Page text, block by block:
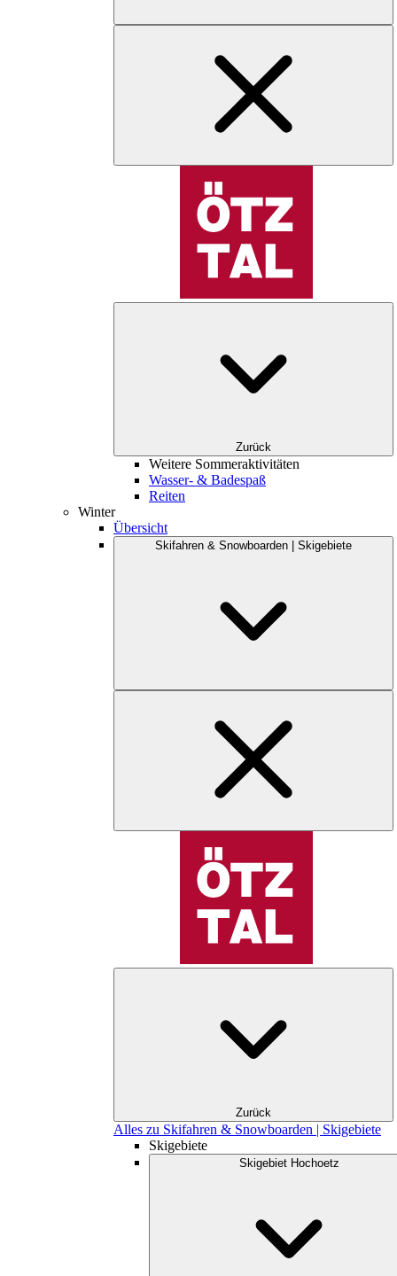
Zurück
Weitere Sommeraktivitäten
Wasser- & Badespaß
Reiten
Winter
Übersicht
Skifahren & Snowboarden | Skigebiete
Zurück
Alles zu Skifahren & Snowboarden | Skigebiete
Skigebiete
Skigebiet Hochoetz